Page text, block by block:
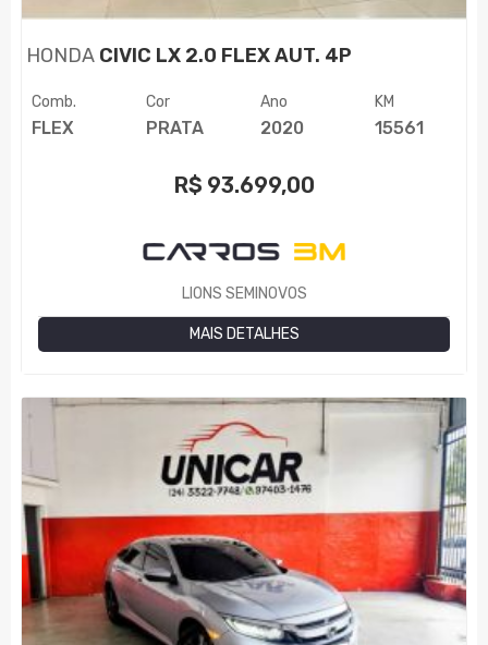
HONDA CIVIC LX 2.0 FLEX AUT. 4P
Comb.
FLEX
Cor
PRATA
Ano
2020
KM
15561
R$ 93.699,00
LIONS SEMINOVOS
MAIS DETALHES